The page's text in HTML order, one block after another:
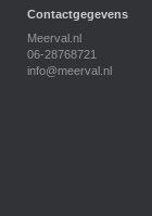
Contactgegevens
Meerval.nl
06-28768721
info@meerval.nl